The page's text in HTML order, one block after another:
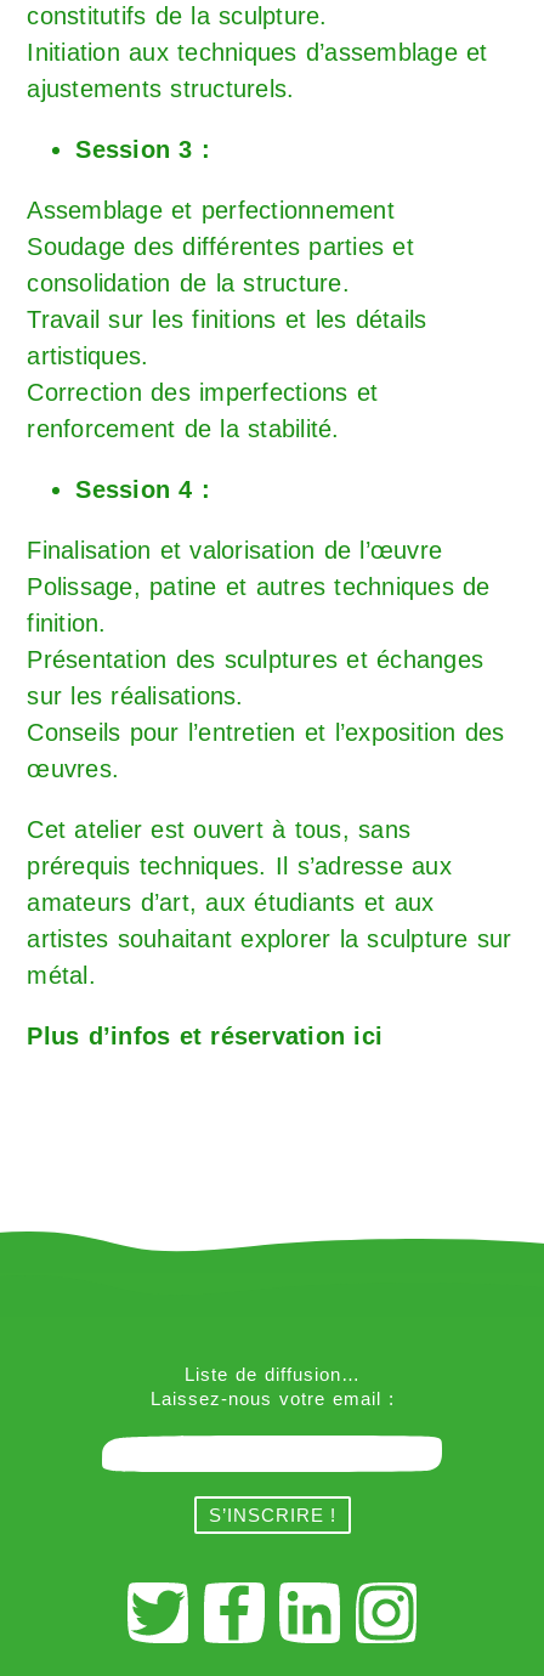
constitutifs de la sculpture.
Initiation aux techniques d’assemblage et
ajustements structurels.
Session 3 :
Assemblage et perfectionnement
Soudage des différentes parties et
consolidation de la structure.
Travail sur les finitions et les détails
artistiques.
Correction des imperfections et
renforcement de la stabilité.
Session 4 :
Finalisation et valorisation de l’œuvre
Polissage, patine et autres techniques de
finition.
Présentation des sculptures et échanges
sur les réalisations.
Conseils pour l’entretien et l’exposition des
œuvres.
Cet atelier est ouvert à tous, sans
prérequis techniques. Il s’adresse aux
amateurs d’art, aux étudiants et aux
artistes souhaitant explorer la sculpture sur
métal.
Plus d’infos et réservation ici
Liste de diffusion…
Laissez-nous votre email :